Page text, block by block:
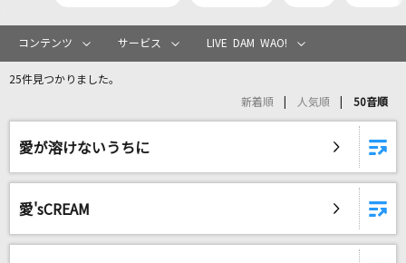
カラオケリクエスト
リアルタイムで歌われている曲の一覧
[生音]ハッピーエンド
back number
コンテンツ サービス LIVE DAM WAO!
25件見つかりました。
新着順 人気順 50音順
愛が溶けないうちに
愛'sCREAM